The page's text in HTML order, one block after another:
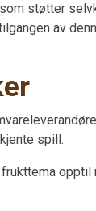
støtter
av
spill.